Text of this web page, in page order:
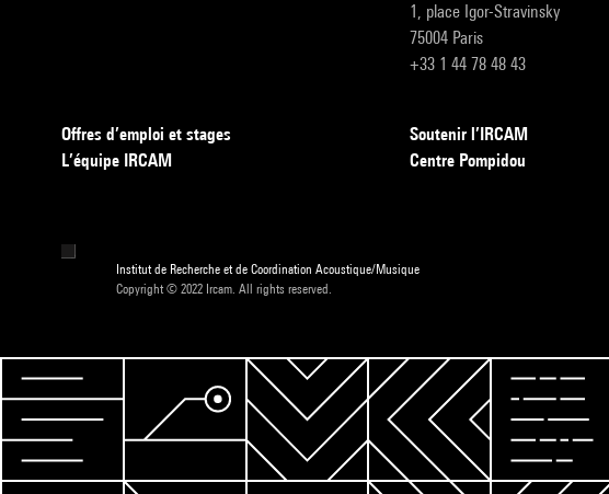
1, place Igor-Stravinsky
75004 Paris
+33 1 44 78 48 43
Offres d’emploi et stages
L’équipe IRCAM
Soutenir l’IRCAM
Centre Pompidou
Institut de Recherche et de Coordination Acoustique/Musique
Copyright © 2022 Ircam. All rights reserved.